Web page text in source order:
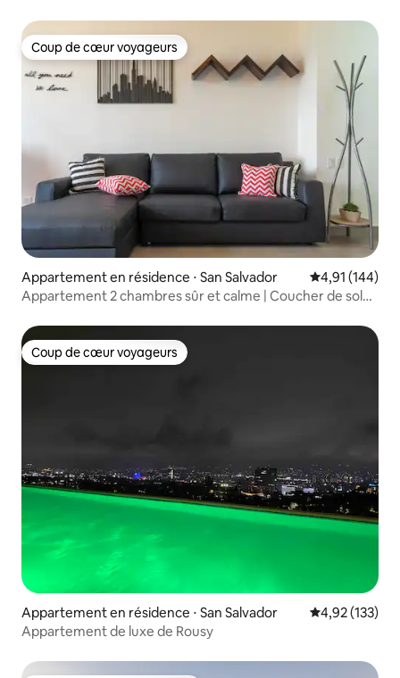
Coup de cœur voyageurs
Coup de cœur voyageurs
Appartement en résidence ⋅ San Salvador Évaluation
4,91 (144)
Appartement 2 chambres sûr et calme | Coucher de soleil
Coup de cœur voyageurs
Coup de cœur voyageurs
Appartement en résidence ⋅ San Salvador Évaluation
4,92 (133)
Appartement de luxe de Rousy